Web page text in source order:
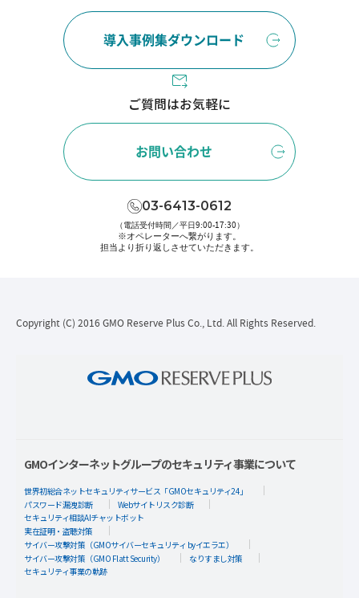
導入事例集ダウンロード
ご質問はお気軽に
お問い合わせ
03-6413-0612
（電話受付時間／平日9:00-17:30）
※オペレーターへ繋がります。
担当より折り返しさせていただきます。
Copyright (C) 2016 GMO Reserve Plus Co., Ltd. All Rights Reserved.
GMOインターネットグループのセキュリティ事業について
世界初総合ネットセキュリティサービス「GMOセキュリティ24」
パスワード漏洩診断
Webサイトリスク診断
セキュリティ相談AIチャットボット
実在証明・盗聴対策
サイバー攻撃対策（GMOサイバーセキュリティ byイエラエ）
サイバー攻撃対策（GMO Flatt Security）
なりすまし対策
セキュリティ事業の軌跡